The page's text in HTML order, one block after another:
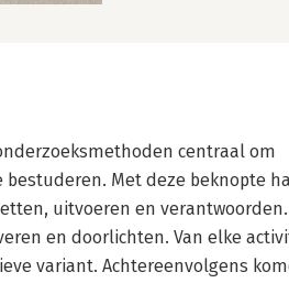
centraal om
Met deze beknopte
uitvoeren en verantwoorden.
en doorlichten. Van elke
variant. Achtereenvolgens